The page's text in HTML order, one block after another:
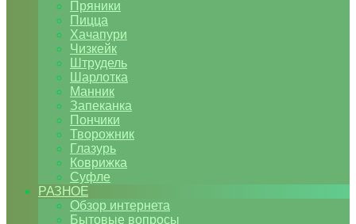
Пряники
Пицца
Хачапури
Чизкейк
Штрудель
Шарлотка
Манник
Запеканка
Пончики
Творожник
Глазурь
Коврижка
Суфле
РАЗНОЕ
Обзор интернета
Бытовые вопросы